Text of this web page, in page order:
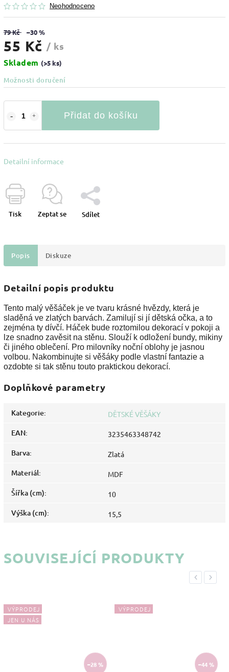
Neohodnoceno
79 Kč –30 %
55 Kč / ks
Skladem (>5 ks)
Možnosti doručení
Přidat do košíku
Detailní informace
Tisk Zeptat se Sdílet
Popis Diskuze
Detailní popis produktu
Tento malý věšáček je ve tvaru krásné hvězdy, která je
sladěná ve zlatých barvách. Zamilují si jí dětská očka, a to
zejména ty dívčí. Háček bude roztomilou dekorací v pokoji a
lze snadno zavěsit na stěnu. Slouží k odložení bundy, mikiny
či jiného oblečení. Pro milovníky noční oblohy je jasnou
volbou. Nakombinujte si věšáky podle vlastní fantazie a
ozdobte si tak stěnu touto praktickou dekorací.
Doplňkové parametry
Kategorie: DĚTSKÉ VĚŠÁKY
EAN: 3235463348742
Barva: Zlatá
Materiál: MDF
Šířka (cm): 10
Výška (cm): 15,5
SOUVISEJÍCÍ PRODUKTY
Previous
VÝPRODEJ
JEN U NÁS
–28 %
VÝPRODEJ
–44 %
Next